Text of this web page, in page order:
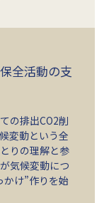
全活動の支
の排出CO2削
変動という全
りの理解と参
気候変動につ
かけ”作りを始